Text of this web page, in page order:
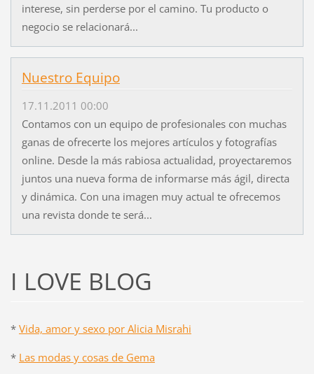
interese, sin perderse por el camino. Tu producto o
negocio se relacionará...
Nuestro Equipo
17.11.2011 00:00
Contamos con un equipo de profesionales con muchas
ganas de ofrecerte los mejores artículos y fotografías
online. Desde la más rabiosa actualidad, proyectaremos
juntos una nueva forma de informarse más ágil, directa
y dinámica. Con una imagen muy actual te ofrecemos
una revista donde te será...
I LOVE BLOG
* Vida, amor y sexo por Alicia Misrahi
* Las modas y cosas de Gema